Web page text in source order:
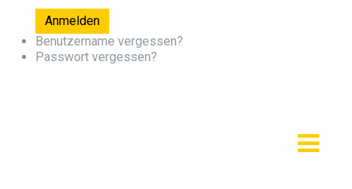
Anmelden
Benutzername vergessen?
Passwort vergessen?